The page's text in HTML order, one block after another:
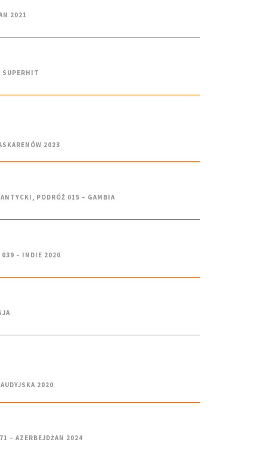
2021
SUPERHIT
2023
, PODRÓŻ 015 – GAMBIA
039 – INDIE 2020
2020
– AZERBEJDŻAN 2024